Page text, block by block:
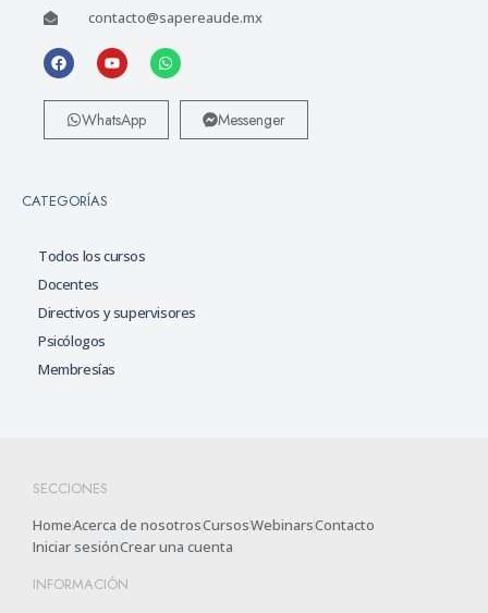
contacto@sapereaude.mx
WhatsApp Messenger
CATEGORÍAS
Todos los cursos
Docentes
Directivos y supervisores
Psicólogos
Membresías
SECCIONES
HomeAcerca de nosotrosCursosWebinarsContacto
Iniciar sesiónCrear una cuenta
INFORMACIÓN